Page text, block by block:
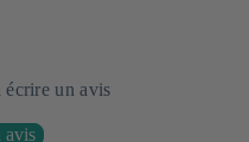
écrire un avis
avis